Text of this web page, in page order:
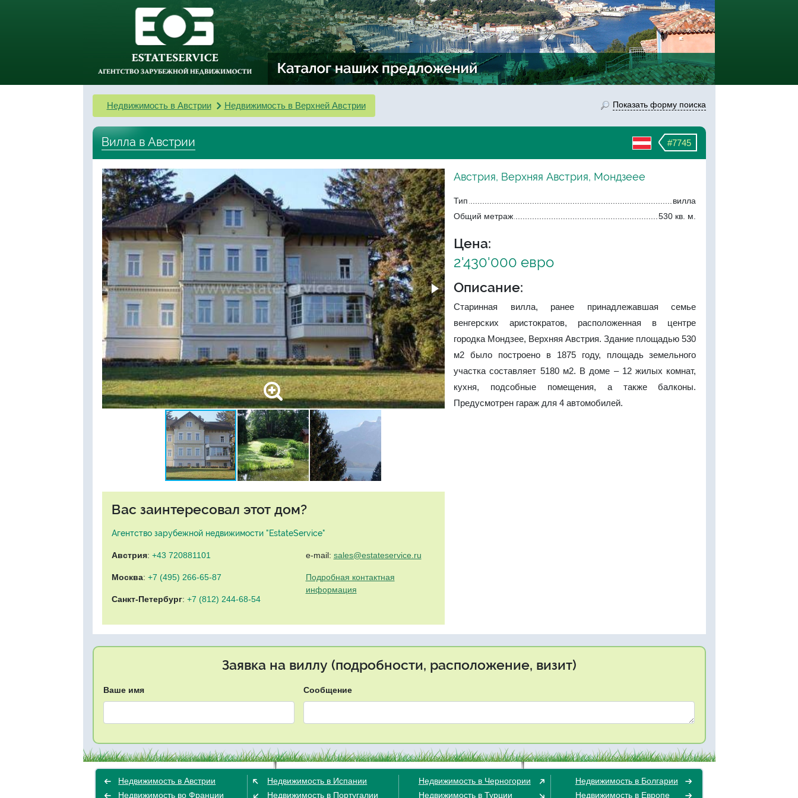
Недвижимость в Австрии Недвижимость в Верхней Австрии Показать форму поиска
#7745
Вилла в Австрии
Вас заинтересовал этот дом?
Агентство зарубежной недвижимости "EstateService"
Австрия: +43 720881101
Москва: +7 (495) 266-65-87
Санкт-Петербург: +7 (812) 244-68-54
e-mail: sales@estateservice.ru
Подробная контактная
информация
Австрия, Верхняя Австрия, Мондзеее
Тип
вилла
Общий метраж
530 кв. м.
Цена:
2'430'000 евро
Описание:
Старинная вилла, ранее принадлежавшая семье
венгерских аристократов, расположенная в центре
городка Мондзее, Верхняя Австрия. Здание площадью 530
м2 было построено в 1875 году, площадь земельного
участка составляет 5180 м2. В доме – 12 жилых комнат,
кухня, подсобные помещения, а также балконы.
Предусмотрен гараж для 4 автомобилей.
Заявка на виллу (подробности, расположение, визит)
Ваше имя Сообщение
Недвижимость в Австрии
Недвижимость во Франции
Недвижимость в Испании
Недвижимость в Португалии
Недвижимость в Черногории
Недвижимость в Турции
Недвижимость в Болгарии
Недвижимость в Европе